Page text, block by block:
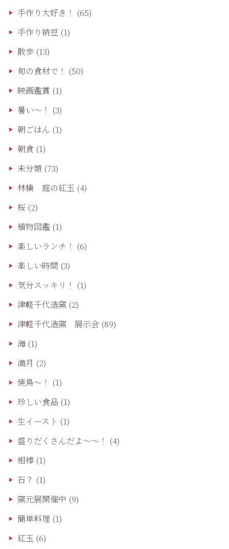
手作り大好き！ (65)
手作り納豆 (1)
散歩(13)
旬の食材で！ (50)
映画鑑賞 (1)
暑い～！ (3)
朝ごはん (1)
朝食(1)
未分類 (73)
林檎 庭の紅玉 (4)
桜(2)
植物図鑑 (1)
楽しいランチ！ (6)
楽しい時間 (3)
気分スッキリ！ (1)
津軽千代造窯 (2)
津軽千代造窯 展示会(89)
海(1)
満月 (2)
焼鳥〜！ (1)
珍しい食品(1)
生イースト (1)
盛りだくさんだよ〜〜！ (4)
相棒(1)
石？ (1)
窯元展開催中 (9)
簡単料理 (1)
紅玉 (6)